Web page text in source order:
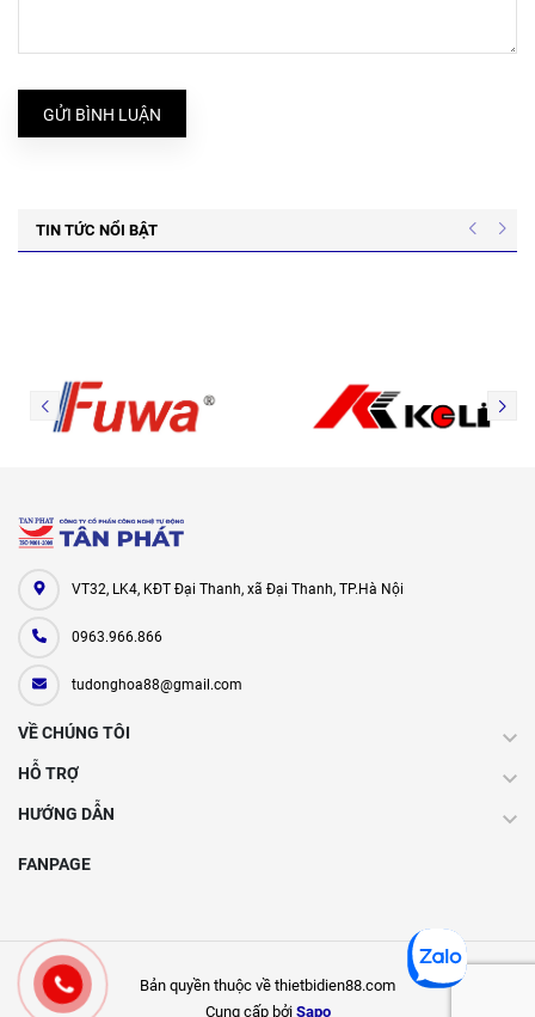
GỬI BÌNH LUẬN
TIN TỨC NỔI BẬT
VT32, LK4, KĐT Đại Thanh, xã Đại Thanh, TP.Hà Nội
0963.966.866
tudonghoa88@gmail.com
VỀ CHÚNG TÔI
HỖ TRỢ
HƯỚNG DẪN
FANPAGE
Bản quyền thuộc về thietbidien88.com
Cung cấp bởi Sapo